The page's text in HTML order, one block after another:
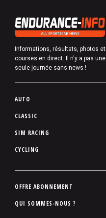
Informations, résultats, photos et
courses en direct. Il n'y a pas une
seule journée sans news !
P
d
d
p
e
AUTO
CLASSIC
SIM RACING
CYCLING
P
OFFRE ABONNEMENT
QUI SOMMES-NOUS ?